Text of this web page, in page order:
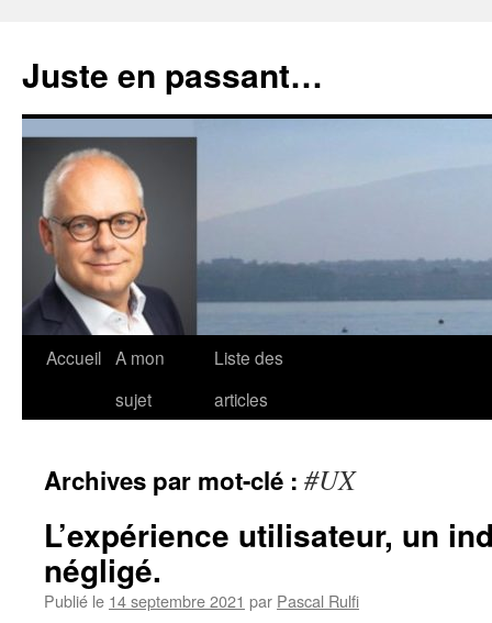
contenu
Juste en passant…
Accueil A mon
sujet
Liste des
articles
Archives par mot-clé : #UX
L’expérience utilisateur, un
négligé.
Publié le 14 septembre 2021 par Pascal Rulfi